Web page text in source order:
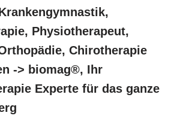
Physiotherapeut,
Chirotherapie
-> biomag®, Ihr
Experte für das ganze